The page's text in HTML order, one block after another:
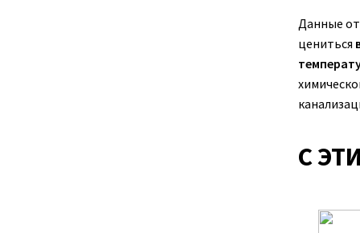
Данные
цениться
С